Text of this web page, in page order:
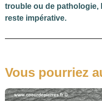
trouble ou de pathologie,
reste impérative.
Vous pourriez